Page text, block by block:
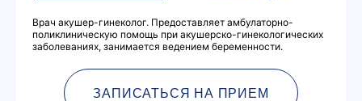
Врач акушер-гинеколог. Предоставляет амбулаторно-
поликлиническую помощь при акушерско-гинекологических
заболеваниях, занимается ведением беременности.
ЗАПИСАТЬСЯ НА ПРИЕМ